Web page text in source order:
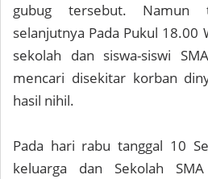
gubug tersebut. Namun
selanjutnya Pada Pukul 18.00
sekolah dan siswa-siswi
mencari disekitar korban
hasil nihil.
Pada hari rabu tanggal 10
keluarga dan Sekolah